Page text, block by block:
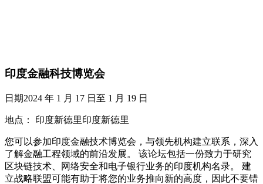
印度金融科技博览会
日期2024 年 1 月 17 日至 1 月 19 日
地点： 印度新德里印度新德里
您可以参加印度金融技术博览会，与领先机构建立联系，深入
了解金融工程领域的前沿发展。 该论坛包括一份致力于研究
区块链技术、网络安全和电子银行业务的印度机构名录。 建
立战略联盟可能有助于将您的业务推向新的高度，因此不要错